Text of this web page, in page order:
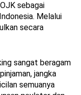
sebagai
Melalui
secara
sangat beragam
jangka
semuanya